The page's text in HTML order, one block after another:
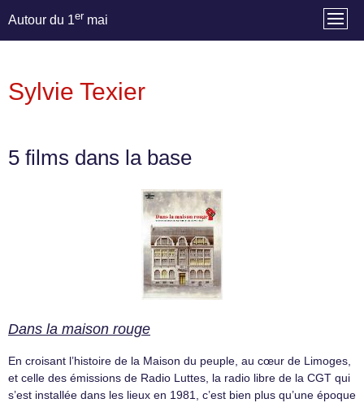
Autour du 1er mai
Sylvie Texier
5 films dans la base
Dans la maison rouge
En croisant l’histoire de la Maison du peuple, au cœur de Limoges,
et celle des émissions de Radio Luttes, la radio libre de la CGT qui
s’est installée dans les lieux en 1981, c’est bien plus qu’une époque